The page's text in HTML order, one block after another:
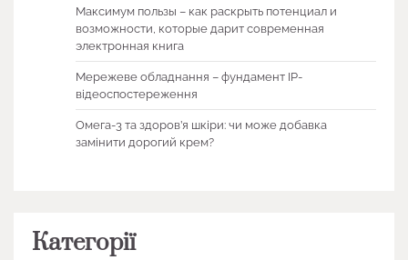
Максимум пользы – как раскрыть потенциал и
возможности, которые дарит современная
электронная книга
Мережеве обладнання – фундамент IP-
відеоспостереження
Омега-3 та здоров’я шкіри: чи може добавка
замінити дорогий крем?
Категорії